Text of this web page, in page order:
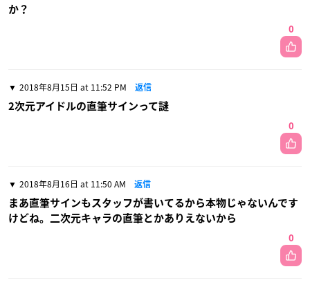
か？
0
2018年8月15日 at 11:52 PM 返信
2次元アイドルの直筆サインって謎
0
2018年8月16日 at 11:50 AM 返信
まあ直筆サインもスタッフが書いてるから本物じゃないんです
けどね。二次元キャラの直筆とかありえないから
0